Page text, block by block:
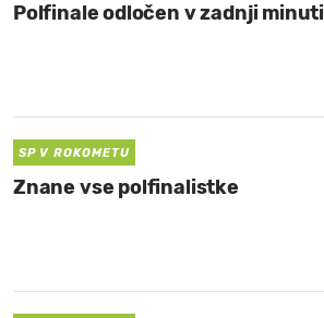
Polfinale odločen v zadnji minuti
SP V ROKOMETU
Znane vse polfinalistke